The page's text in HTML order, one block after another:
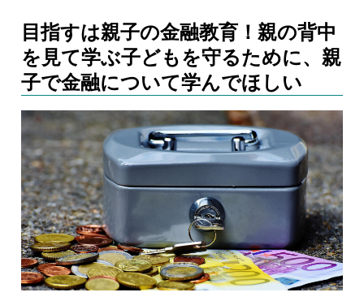
目指すは親子の金融教育！親の背中
を見て学ぶ子どもを守るために、親
子で金融について学んでほしい